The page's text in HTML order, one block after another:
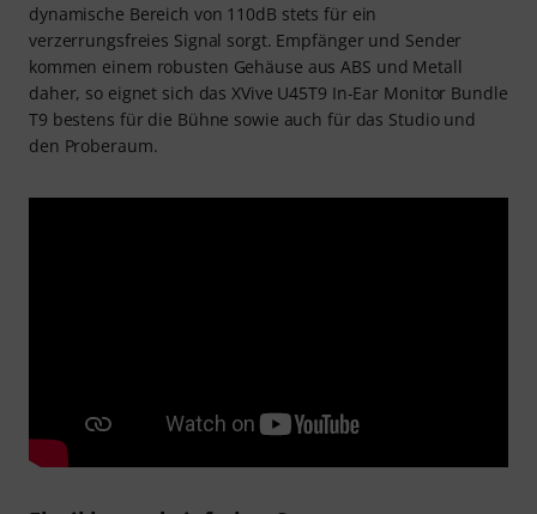
dynamische Bereich von 110dB stets für ein
verzerrungsfreies Signal sorgt. Empfänger und Sender
kommen einem robusten Gehäuse aus ABS und Metall
daher, so eignet sich das XVive U45T9 In-Ear Monitor Bundle
T9 bestens für die Bühne sowie auch für das Studio und
den Proberaum.